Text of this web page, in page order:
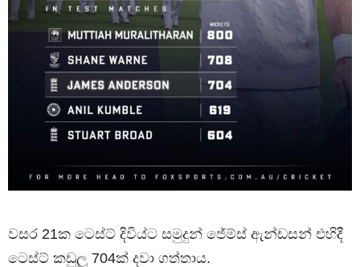
වසර 21ක ටෙස්ට් දිවිය්ට සමුදුන් ජේම්ස් ඇන්ඩසන් එහිදී
ටෙස්ට් කඩුලු 704ක් දවා ගත්තාය.